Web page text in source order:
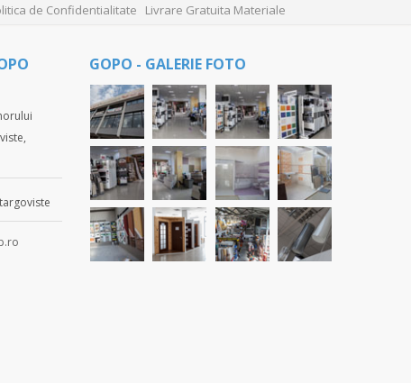
de Confidentialitate Livrare Gratuita Materiale
GOPO - GALERIE FOTO